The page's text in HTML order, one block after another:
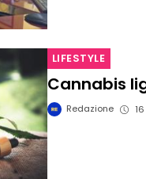
LIFESTYLE
Cannabis
Redazione